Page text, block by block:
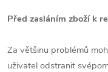
Před zasláním zboží k
Za většinu problémů
uživatel odstranit